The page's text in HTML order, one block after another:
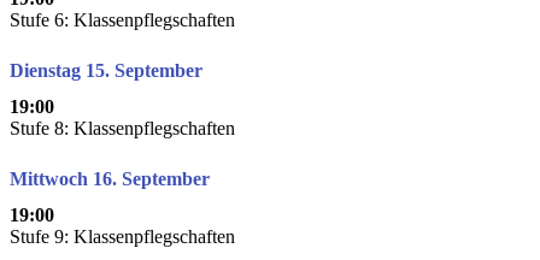
Stufe 6: Klassenpflegschaften
Dienstag 15. September
19:00
Stufe 8: Klassenpflegschaften
Mittwoch 16. September
19:00
Stufe 9: Klassenpflegschaften